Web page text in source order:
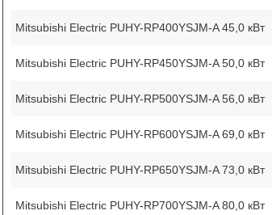
Mitsubishi Electric PUHY-RP400YSJM-A 45,0 кВт
Mitsubishi Electric PUHY-RP450YSJM-A 50,0 кВт
Mitsubishi Electric PUHY-RP500YSJM-A 56,0 кВт
Mitsubishi Electric PUHY-RP600YSJM-A 69,0 кВт
Mitsubishi Electric PUHY-RP650YSJM-A 73,0 кВт
Mitsubishi Electric PUHY-RP700YSJM-A 80,0 кВт